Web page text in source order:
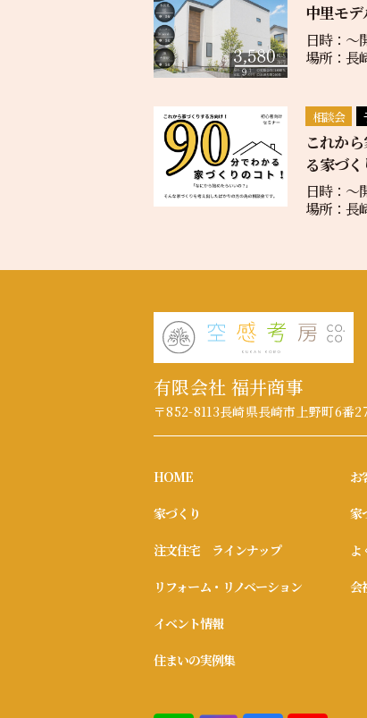
中里モ
日時：〜
場所：長
相談会
これか
る家づ
日時：〜
場所：長
有限会社 福井商事
〒852-8113長崎県長崎市上野町6番
HOME
家づくり
注文住宅 ラインナップ
リフォーム・リノベーション
イベント情報
住まいの実例集
お
家
よ
会